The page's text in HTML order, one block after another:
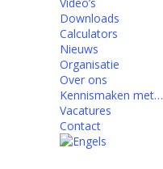
Downloads
Calculators
Nieuws
Organisatie
Over ons
Kennismaken met…
Vacatures
Contact